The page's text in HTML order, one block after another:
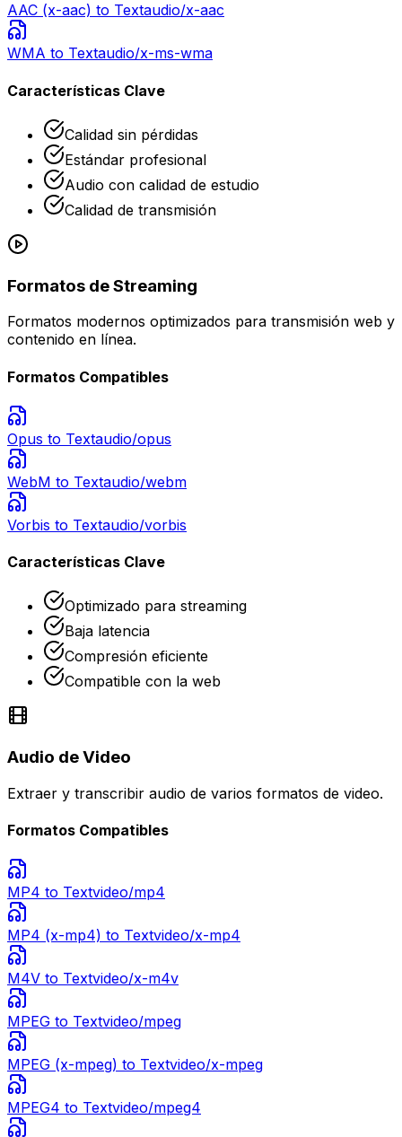
AAC (x-aac) to Textaudio/x-aac
WMA to Textaudio/x-ms-wma
Características Clave
Calidad sin pérdidas
Estándar profesional
Audio con calidad de estudio
Calidad de transmisión
Formatos de Streaming
Formatos modernos optimizados para transmisión web y
contenido en línea.
Formatos Compatibles
Opus to Textaudio/opus
WebM to Textaudio/webm
Vorbis to Textaudio/vorbis
Características Clave
Optimizado para streaming
Baja latencia
Compresión eficiente
Compatible con la web
Audio de Video
Extraer y transcribir audio de varios formatos de video.
Formatos Compatibles
MP4 to Textvideo/mp4
MP4 (x-mp4) to Textvideo/x-mp4
M4V to Textvideo/x-m4v
MPEG to Textvideo/mpeg
MPEG (x-mpeg) to Textvideo/x-mpeg
MPEG4 to Textvideo/mpeg4